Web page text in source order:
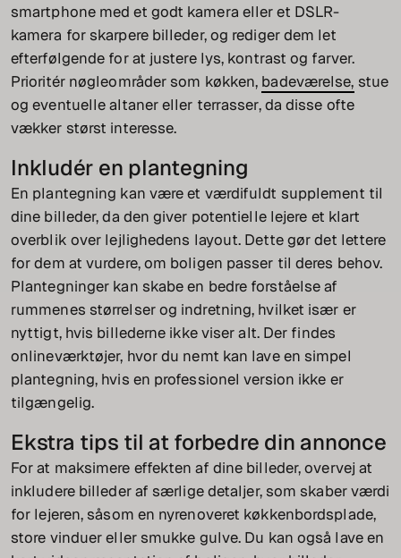
smartphone med et godt kamera eller et DSLR-
kamera for skarpere billeder, og rediger dem let
efterfølgende for at justere lys, kontrast og farver.
Prioritér nøgleområder som køkken, badeværelse, stue
og eventuelle altaner eller terrasser, da disse ofte
vækker størst interesse.
Inkludér en plantegning
En plantegning kan være et værdifuldt supplement til
dine billeder, da den giver potentielle lejere et klart
overblik over lejlighedens layout. Dette gør det lettere
for dem at vurdere, om boligen passer til deres behov.
Plantegninger kan skabe en bedre forståelse af
rummenes størrelser og indretning, hvilket især er
nyttigt, hvis billederne ikke viser alt. Der findes
onlineværktøjer, hvor du nemt kan lave en simpel
plantegning, hvis en professionel version ikke er
tilgængelig.
Ekstra tips til at forbedre din annonce
For at maksimere effekten af dine billeder, overvej at
inkludere billeder af særlige detaljer, som skaber værdi
for lejeren, såsom en nyrenoveret køkkenbordsplade,
store vinduer eller smukke gulve. Du kan også lave en